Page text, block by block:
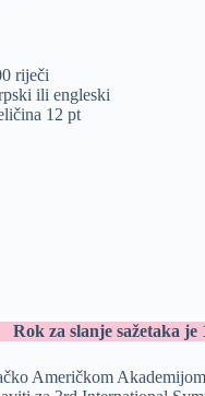
riječi
ili engleski
12 pt
Rok za slanje sažetaka je
Američkom